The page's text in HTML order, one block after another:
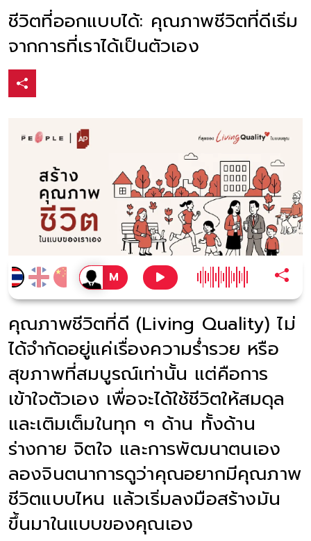
ชีวิตที่ออกแบบได้: คุณภาพชีวิตที่ดีเริ่ม
จากการที่เราได้เป็นตัวเอง
คุณภาพชีวิตที่ดี (Living Quality) ไม่
ได้จำกัดอยู่แค่เรื่องความร่ำรวย หรือ
สุขภาพที่สมบูรณ์เท่านั้น แต่คือการ
เข้าใจตัวเอง เพื่อจะได้ใช้ชีวิตให้สมดุล
และเติมเต็มในทุก ๆ ด้าน ทั้งด้าน
ร่างกาย จิตใจ และการพัฒนาตนเอง
ลองจินตนาการดูว่าคุณอยากมีคุณภาพ
ชีวิตแบบไหน แล้วเริ่มลงมือสร้างมัน
ขึ้นมาในแบบของคุณเอง